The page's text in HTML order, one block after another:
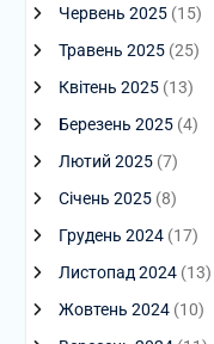
Червень 2025(15)
Травень 2025(25)
Квітень 2025(13)
Березень 2025(4)
Лютий 2025(7)
Січень 2025(8)
Грудень 2024(17)
Листопад 2024(13)
Жовтень 2024(10)